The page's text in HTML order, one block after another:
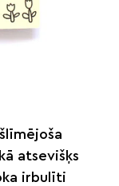
atsevišķs
irbulīti